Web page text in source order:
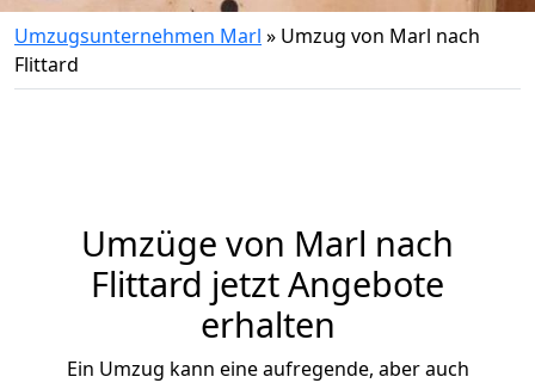
Umzugsunternehmen Marl » Umzug von Marl nach
Flittard
Umzüge von Marl nach
Flittard jetzt Angebote
erhalten
Ein Umzug kann eine aufregende, aber auch